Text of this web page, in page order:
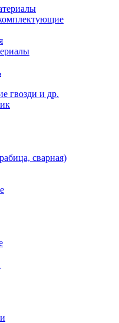
гвозди и др.
сварная)